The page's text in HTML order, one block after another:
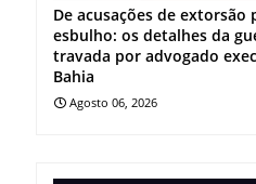
De acusações de extorsão
esbulho: os detalhes da
travada por advogado
Bahia
Agosto 06, 2026